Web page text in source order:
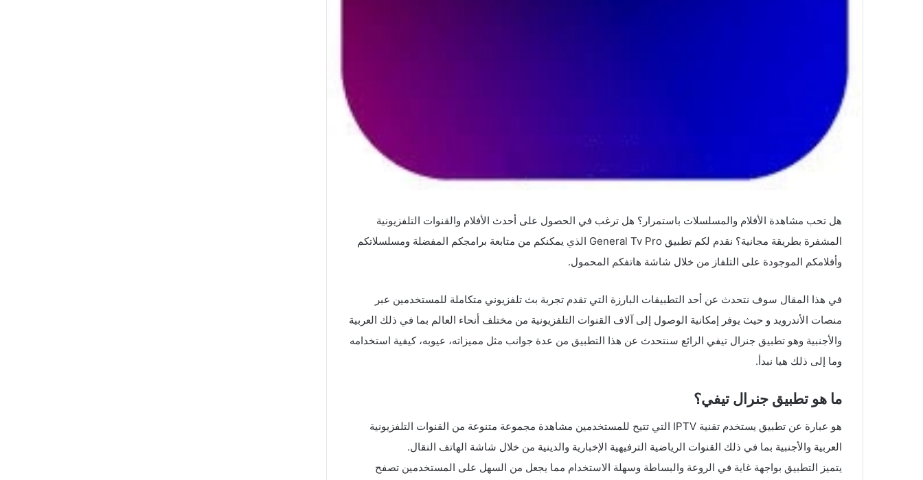
هل تحب مشاهدة الأفلام والمسلسلات باستمرار؟ هل ترغب في الحصول على أحدث الأفلام والقنوات التلفزيونية
المشفرة بطريقة مجانية؟ نقدم لكم تطبيق General Tv Pro الذي يمكنكم من متابعة برامجكم المفضلة ومسلسلاتكم
وأفلامكم الموجودة على التلفاز من خلال شاشة هاتفكم المحمول.
في هذا المقال سوف نتحدث عن أحد التطبيقات البارزة التي تقدم تجربة بث تلفزيوني متكاملة للمستخدمين عبر
منصات الأندرويد و حيث يوفر إمكانية الوصول إلى آلاف القنوات التلفزيونية من مختلف أنحاء العالم بما في ذلك العربية
والأجنبية وهو تطبيق جنرال تيفي الرائع سنتحدث عن هذا التطبيق من عدة جوانب مثل مميزاته، عيوبه، كيفية استخدامه
وما إلى ذلك هيا نبدأ.
ما هو تطبيق جنرال تيفي؟
هو عبارة عن تطبيق يستخدم تقنية IPTV التي تتيح للمستخدمين مشاهدة مجموعة متنوعة من القنوات التلفزيونية
العربية والأجنبية بما في ذلك القنوات الرياضية الترفيهية الإخبارية والدينية من خلال شاشة الهاتف النقال.
يتميز التطبيق بواجهة غاية في الروعة والبساطة وسهلة الاستخدام مما يجعل من السهل على المستخدمين تصفح